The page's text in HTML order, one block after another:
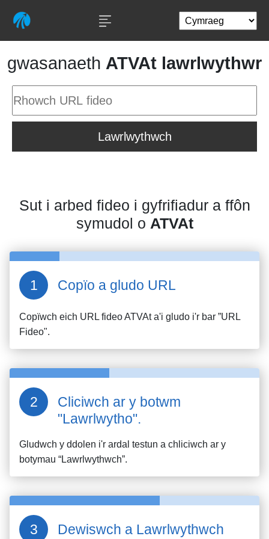
gwasanaeth ATVAt lawrlwythwr
Lawrlwythwch
Sut i arbed fideo i gyfrifiadur a ffôn
symudol o ATVAt
Copïo a gludo URL
Copïwch eich URL fideoATVAta'i gludo i'r bar ”URL
Fideo".
Cliciwch ar y botwm
"Lawrlwytho".
Gludwch y ddolen i'r ardal testun a chliciwch ar y
botymau “Lawrlwythwch”.
Dewiswch a Lawrlwythwch